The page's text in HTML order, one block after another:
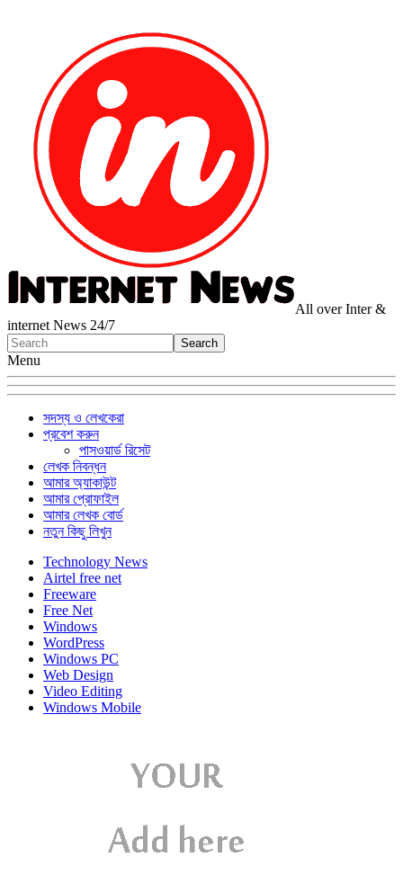
All over Inter &
internet News 24/7
Menu
সদস্য ও লেখকেরা
প্রবেশ করুন
পাসওয়ার্ড রিসেট
লেখক নিবন্ধন
আমার অ্যাকাউন্ট
আমার প্রোফাইল
আমার লেখক বোর্ড
নতুন কিছু লিখুন
Technology News
Airtel free net
Freeware
Free Net
Windows
WordPress
Windows PC
Web Design
Video Editing
Windows Mobile